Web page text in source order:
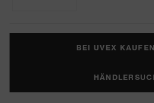
BEI UVEX